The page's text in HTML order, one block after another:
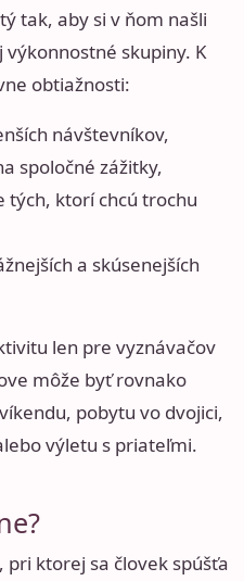
tak, aby si v ňom našli
skupiny. K
obtiažnosti:
návštevníkov,
spoločné zážitky,
tých, ktorí chcú trochu
a skúsenejších
len pre vyznávačov
môže byť rovnako
pobytu vo dvojici,
výletu s priateľmi.
ktorej sa človek spúšťa